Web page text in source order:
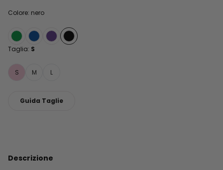
Descrizione
Colore: nero
Taglia: S
S M L
Guida Taglie